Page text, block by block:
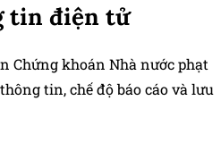
tin điện tử
Chứng khoán Nhà nước phạt
tin, chế độ báo cáo và lưu